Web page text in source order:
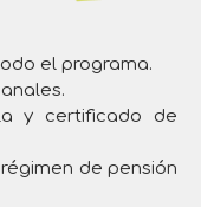
el programa.
y certificado de
de pensión